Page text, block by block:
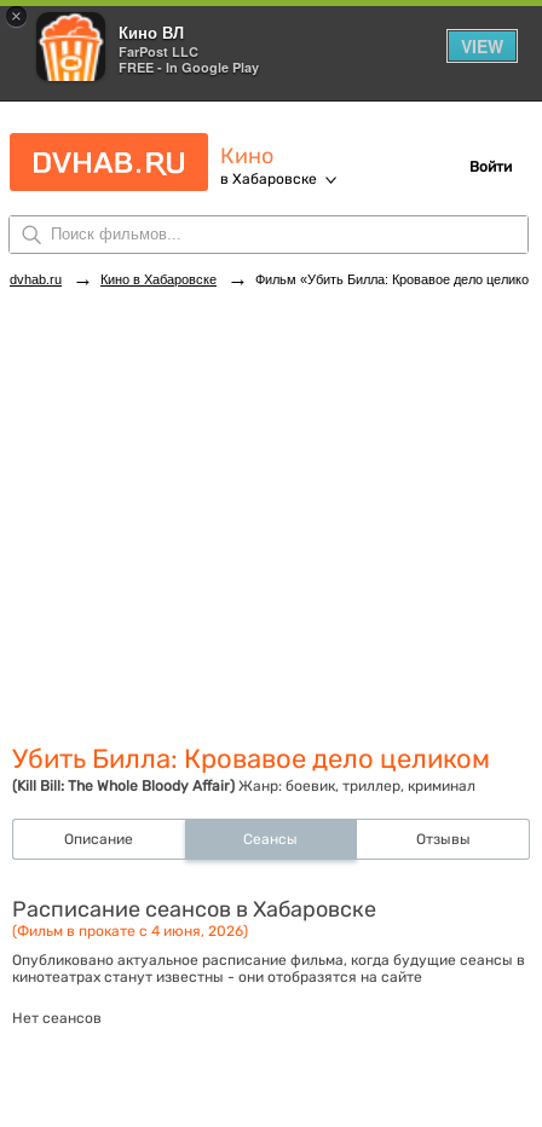
×
Кино ВЛ
FarPost LLC
FREE - In Google Play
VIEW
Кино
в Хабаровске
Войти
dvhab.ru → Кино в Хабаровске → Фильм «Убить Билла: Кровавое дело целиком» в кинотеатрах Хабаровска. Купить билеты!
Убить Билла: Кровавое дело целиком
(Kill Bill: The Whole Bloody Affair) Жанр: боевик, триллер, криминал
Описание Сеансы Отзывы
Расписание сеансов в Хабаровске
(Фильм в прокате с 4 июня, 2026)
Опубликовано актуальное расписание фильма, когда будущие сеансы в
кинотеатрах станут известны - они отобразятся на сайте
Нет сеансов